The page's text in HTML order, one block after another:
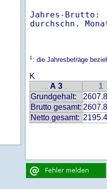
1: die Jahresbeträge
K
.. A 3 .. 1
Grundgehalt:
Brutto gesamt:
Netto gesamt: